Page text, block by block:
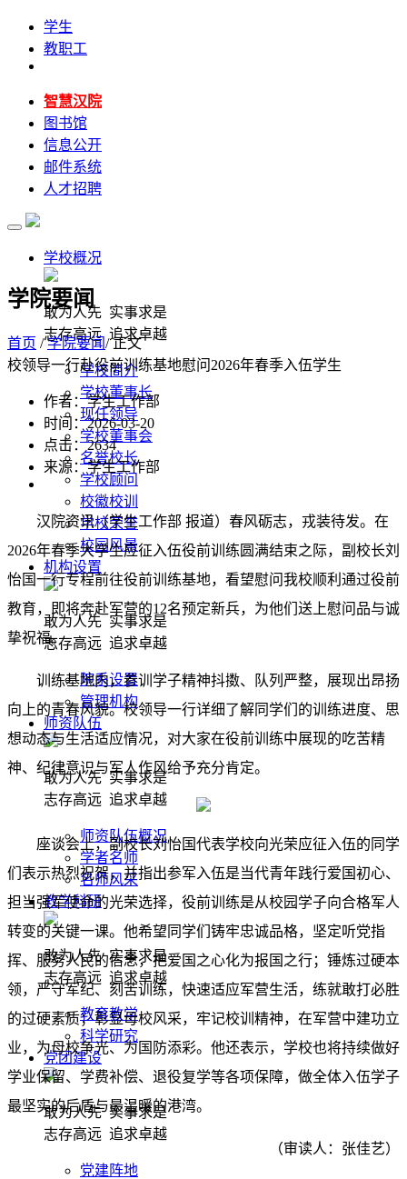
学生
教职工
智慧汉院
图书馆
信息公开
邮件系统
人才招聘
学校概况
敢为人先 实事求是
志存高远 追求卓越
学校简介
学校董事长
现任领导
学校董事会
名誉校长
学校顾问
校徽校训
学校荣誉
校园风景
机构设置
敢为人先 实事求是
志存高远 追求卓越
院系设置
管理机构
师资队伍
敢为人先 实事求是
志存高远 追求卓越
师资队伍概况
学者名师
名师风采
教学科研
敢为人先 实事求是
志存高远 追求卓越
教育教学
科学研究
党团建设
敢为人先 实事求是
志存高远 追求卓越
党建阵地
学院要闻
首页 /学院要闻/ 正文
校领导一行赴役前训练基地慰问2026年春季入伍学生
作者：学生工作部
时间：2026-03-20
点击：2634
来源：学生工作部
汉院资讯（学生工作部 报道）春风砺志，戎装待发。在
2026年春季大学生应征入伍役前训练圆满结束之际，副校长刘
怡国一行专程前往役前训练基地，看望慰问我校顺利通过役前
教育，即将奔赴军营的12名预定新兵，为他们送上慰问品与诚
挚祝福。
训练基地内，参训学子精神抖擞、队列严整，展现出昂扬
向上的青春风貌。校领导一行详细了解同学们的训练进度、思
想动态与生活适应情况，对大家在役前训练中展现的吃苦精
神、纪律意识与军人作风给予充分肯定。
座谈会上，副校长刘怡国代表学校向光荣应征入伍的同学
们表示热烈祝贺，并指出参军入伍是当代青年践行爱国初心、
担当强军使命的光荣选择，役前训练是从校园学子向合格军人
转变的关键一课。他希望同学们铸牢忠诚品格，坚定听党指
挥、服务人民的信念，把爱国之心化为报国之行；锤炼过硬本
领，严守军纪、刻苦训练，快速适应军营生活，练就敢打必胜
的过硬素质；彰显母校风采，牢记校训精神，在军营中建功立
业，为母校争光、为国防添彩。他还表示，学校也将持续做好
学业保留、学费补偿、退役复学等各项保障，做全体入伍学子
最坚实的后盾与最温暖的港湾。
（审读人：张佳艺）